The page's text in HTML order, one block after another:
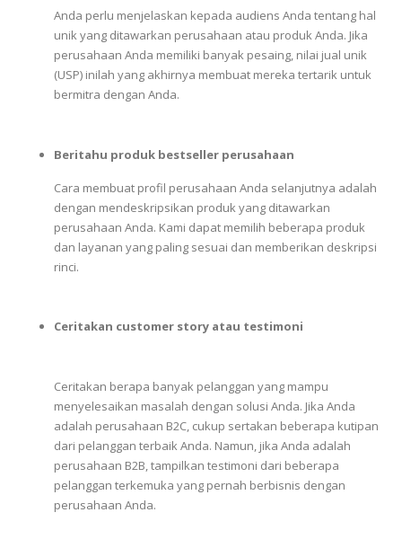
Anda perlu menjelaskan kepada audiens Anda tentang hal
unikyang ditawarkan perusahaan atau produkAnda. Jika
perusahaan Anda memiliki banyak pesaing, nilai jual unik
(USP) inilah yang akhirnya membuat mereka tertarik untuk
bermitra dengan Anda.
Beritahu produk bestseller perusahaan
Cara membuat profil perusahaan Anda selanjutnya adalah
dengan mendeskripsikan produk yang ditawarkan
perusahaan Anda. Kami dapat memilih beberapa produk
dan layanan yang paling sesuai dan memberikan deskripsi
rinci.
Ceritakan customer story atau testimoni
Ceritakan berapa banyak pelanggan yang mampu
menyelesaikan masalah dengan solusi Anda. Jika Anda
adalah perusahaan B2C, cukup sertakan beberapa kutipan
dari pelanggan terbaikAnda. Namun, jika Anda adalah
perusahaan B2B,tampilkan testimoni dari beberapa
pelanggan terkemuka yang pernah berbisnis dengan
perusahaan Anda.